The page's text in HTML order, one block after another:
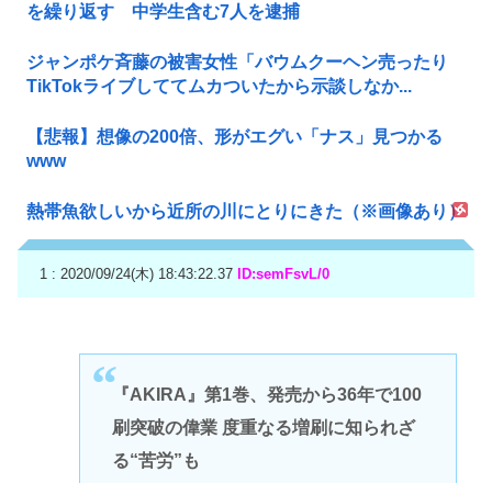
を繰り返す 中学生含む7人を逮捕
ジャンポケ斉藤の被害女性「バウムクーヘン売ったり
TikTokライブしててムカついたから示談しなか...
【悲報】想像の200倍、形がエグい「ナス」見つかる
www
熱帯魚欲しいから近所の川にとりにきた（※画像あり）
1 : 2020/09/24(木) 18:43:22.37 ID:semFsvL/0
『AKIRA』第1巻、発売から36年で100
刷突破の偉業 度重なる増刷に知られざ
る“苦労”も